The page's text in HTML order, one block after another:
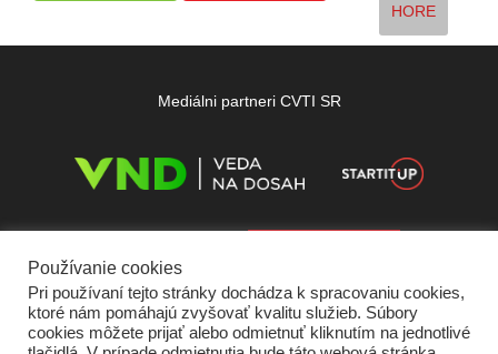
HORE
Mediálni partneri CVTI SR
Používanie cookies
Pri používaní tejto stránky dochádza k spracovaniu cookies,
ktoré nám pomáhajú zvyšovať kvalitu služieb. Súbory
cookies môžete prijať alebo odmietnuť kliknutím na jednotlivé